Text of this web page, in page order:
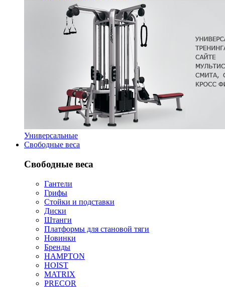
Универсальные
Свободные веса
Свободные веса
Гантели
Грифы
Стойки и подставки
Диски
Штанги
Платформы для становой тяги
Новинки
Бренды
HAMPTON
HOIST
MATRIX
PRECOR